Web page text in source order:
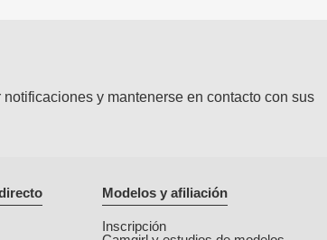
y mantenerse en contacto con sus
Modelos y afiliación
Inscripción